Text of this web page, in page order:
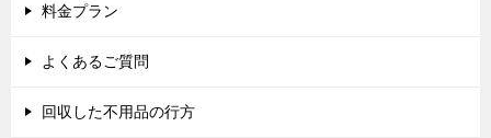
料金プラン
よくあるご質問
回収した不用品の行方